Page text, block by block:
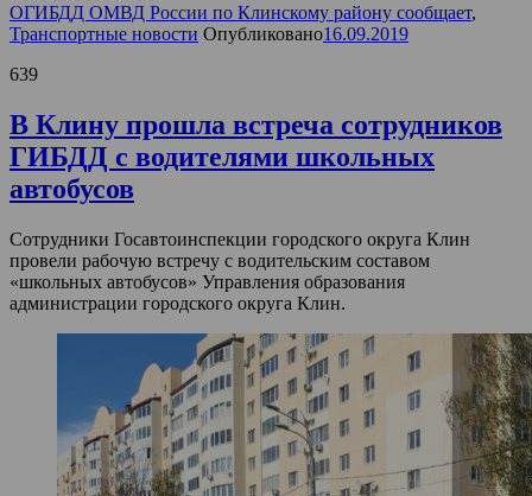
ОГИБДД ОМВД России по Клинскому району сообщает,
Транспортные новости Опубликовано16.09.2019
639
В Клину прошла встреча сотрудников
ГИБДД с водителями школьных
автобусов
Сотрудники Госавтоинспекции городского округа Клин
провели рабочую встречу с водительским составом
«школьных автобусов» Управления образования
администрации городского округа Клин.